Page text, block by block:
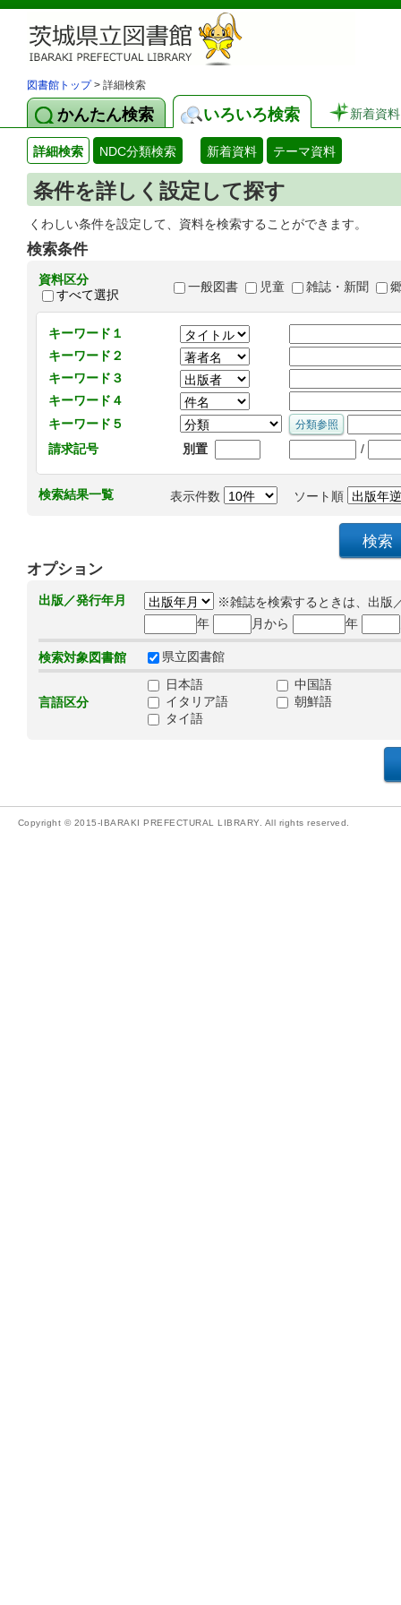
図書館トップ> 詳細検索
かんたん検索 いろいろ検索 新着資料
詳細検索 NDC分類検索 新着資料 テーマ資料
条件を詳しく設定して探す
くわしい条件を設定して、資料を検索することができます。
検索条件
資料区分
すべて選択
一般図書 児童 雑誌・新聞
キーワード１
キーワード２
キーワード３
キーワード４
キーワード５
請求記号
別置 /
検索結果一覧 表示件数 ソート順
オプション
出版／発行年月
※雑誌を検索するときは、出版
年
月から 年
検索対象図書館 県立図書館
言語区分
日本語
中国語
イタリア語
朝鮮語
タイ語
Copyright © 2015-IBARAKI PREFECTURAL LIBRARY. All rights reserved.